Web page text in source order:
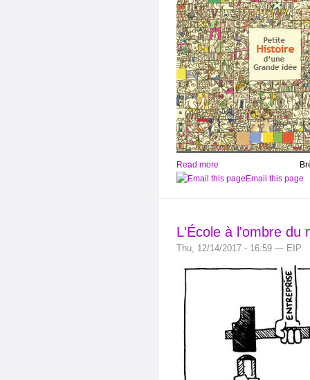
Read more
Email this page
L'École à l'ombre du
Thu, 12/14/2017 - 16:59 — EIP